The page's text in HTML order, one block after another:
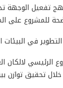
تفعيل الوجهة
للمشروع على
في البيئات
الرئيسي لالكان
خلال تحقيق